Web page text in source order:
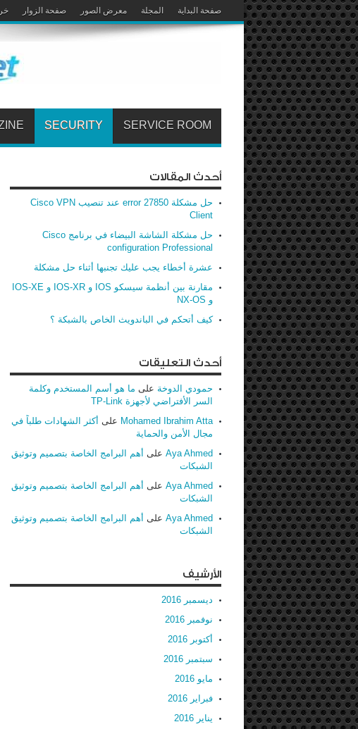
صفحة البداية المجلة معرض الصور صفحة الزوار
SERVICE ROOM
SECURITY
أحدث المقالات
حل مشكلة error 27850 عند تنصيب Cisco VPN
Client
حل مشكلة الشاشة البيضاء في برنامج Cisco
configuration Professional
عشرة أخطاء يجب عليك تجنبها أثناء حل مشكلة
مقارنة بين أنظمة سيسكو IOS و IOS-XR و IOS-XE
و NX-OS
كيف أتحكم في الباندويث الخاص بالشبكة ؟
أحدث التعليقات
حمودي الدوخة على ما هو أسم المستخدم وكلمة
السر الأفتراضي لأجهزة TP-Link
Mohamed Ibrahim Atta على أكثر الشهادات طلباً في
مجال الأمن والحماية
Aya Ahmed على أهم البرامج الخاصة بتصميم وتوثيق
الشبكات
Aya Ahmed على أهم البرامج الخاصة بتصميم وتوثيق
الشبكات
Aya Ahmed على أهم البرامج الخاصة بتصميم وتوثيق
الشبكات
الأرشيف
ديسمبر 2016
نوفمبر 2016
أكتوبر 2016
سبتمبر 2016
مايو 2016
فبراير 2016
يناير 2016